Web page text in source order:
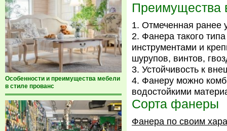
Особенности и преимущества мебели
в стиле прованс
Преимущества
Отмеченная ранее
Фанера такого
инструментами и
шурупов, винтов,
Устойчивость к
Фанеру можно
водостойкими
Сорта фанеры
Фанера по своим